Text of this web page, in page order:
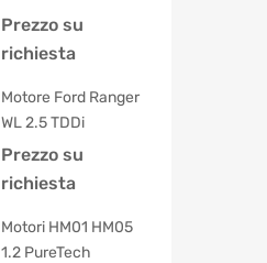
Prezzo su
richiesta
Motore Ford Ranger
WL 2.5 TDDi
Prezzo su
richiesta
Motori HM01 HM05
1.2 PureTech